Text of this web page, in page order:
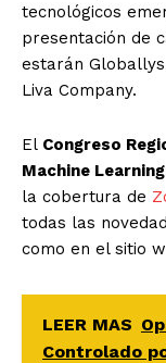
tecnológicos
presentación de
estarán
Liva Company.
El Congreso
Machine
la cobertura de
todas las
como en el sitio
LEER MAS
Controlado